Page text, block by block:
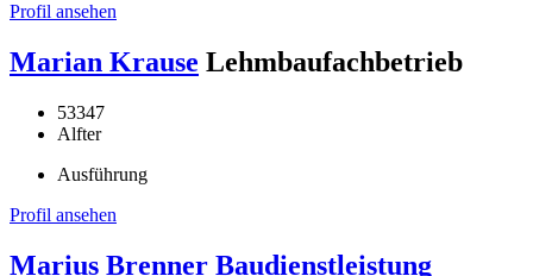
Profil ansehen
Marian Krause Lehmbaufachbetrieb
53347
Alfter
Ausführung
Profil ansehen
Marius Brenner Baudienstleistung